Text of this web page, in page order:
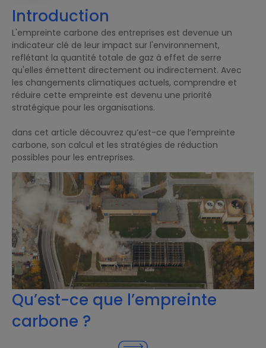
Introduction
L'empreinte carbone des entreprises est devenue un
indicateur clé de leur impact sur l'environnement,
reflétant la quantité totale de gaz à effet de serre
qu'elles émettent directement ou indirectement. Avec
les changements climatiques actuels, comprendre et
réduire cette empreinte est devenu une priorité
stratégique pour les organisations.
dans cet article découvrez qu’est-ce que l’empreinte
carbone, son calcul et les stratégies de réduction
possibles pour les entreprises.
Qu’est-ce que l’empreinte
carbone ?